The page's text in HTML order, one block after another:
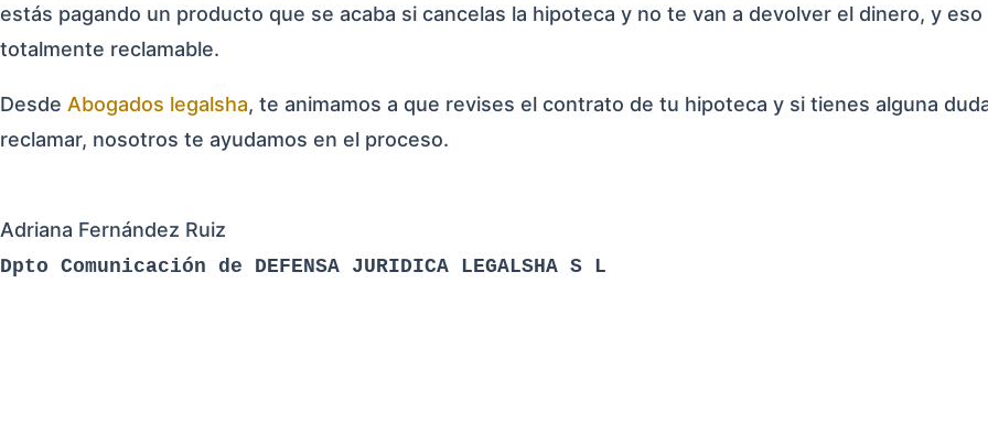
estás pagando un producto que se acaba si cancelas la hipoteca y no te van a devolver el dinero, y eso
totalmente reclamable.
Desde Abogados legalsha, te animamos a que revises el contrato de tu hipoteca y si tienes alguna
reclamar, nosotros te ayudamos en el proceso.
Adriana Fernández Ruiz
Dpto Comunicación de DEFENSA JURIDICA LEGALSHA S L